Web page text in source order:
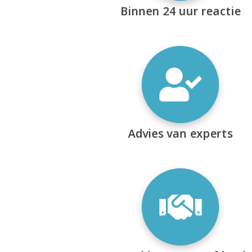
Binnen 24 uur reactie
Advies van experts